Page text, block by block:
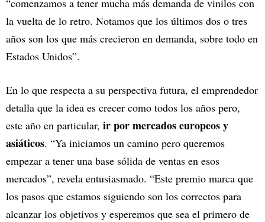
“comenzamos a tener mucha más demanda de vinilos con
la vuelta de lo retro. Notamos que los últimos dos o tres
años son los que más crecieron en demanda, sobre todo en
Estados Unidos”.
En lo que respecta a su perspectiva futura, el emprendedor
detalla que la idea es crecer como todos los años pero,
este año en particular, ir por mercados europeos y
asiáticos. “Ya iniciamos un camino pero queremos
empezar a tener una base sólida de ventas en esos
mercados”, revela entusiasmado. “Este premio marca que
los pasos que estamos siguiendo son los correctos para
alcanzar los objetivos y esperemos que sea el primero de